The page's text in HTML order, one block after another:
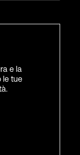
e la
le tue